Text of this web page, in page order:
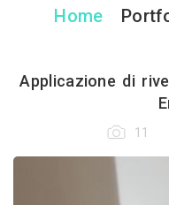
Home
Applicazione di
11